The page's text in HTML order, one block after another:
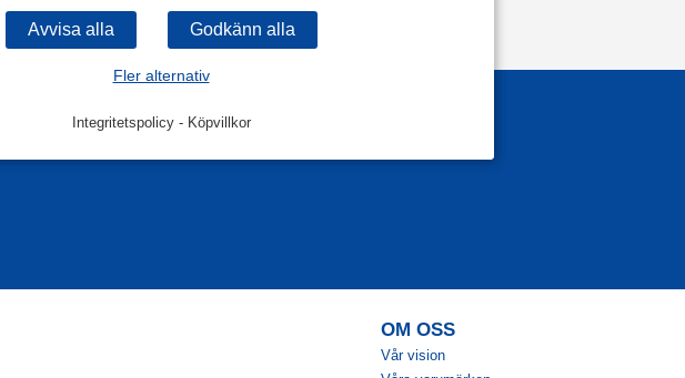
Fler alternativ
Integritetspolicy- Köpvillkor
OM OSS
Vår vision